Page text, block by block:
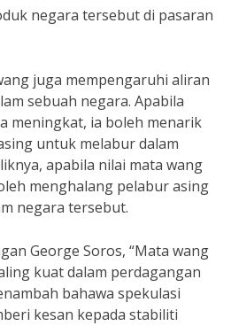
negara tersebut di pasaran
juga mempengaruhi aliran
sebuah negara. Apabila
meningkat, ia boleh menarik
untuk melabur dalam
apabila nilai mata wang
menghalang pelabur asing
negara tersebut.
George Soros, “Mata wang
kuat dalam perdagangan
bahawa spekulasi
kesan kepada stabiliti